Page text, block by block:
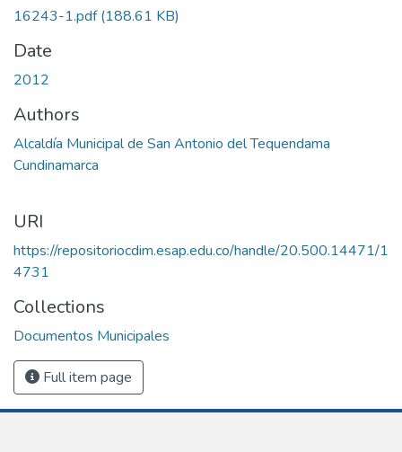
16243-1.pdf(188.61 KB)
Date
2012
Authors
Alcaldía Municipal de San Antonio del Tequendama
Cundinamarca
URI
https://repositoriocdim.esap.edu.co/handle/20.500.14471/1
4731
Collections
Documentos Municipales
Full item page